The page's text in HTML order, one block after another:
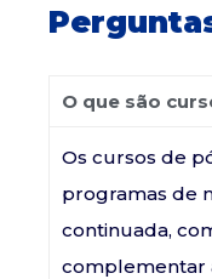
O que são
Os cursos de
programas de
continuada,
complementar